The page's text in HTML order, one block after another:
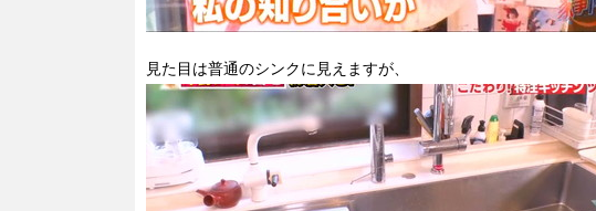
見た目は普通のシンクに見えますが、